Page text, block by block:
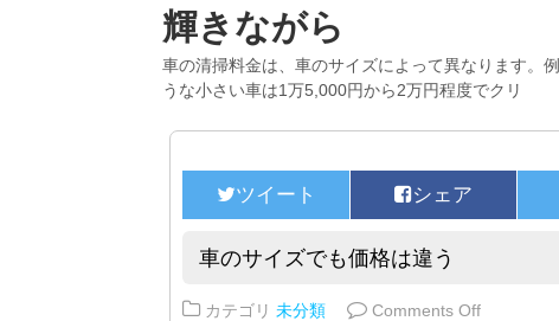
輝きながら
車の清掃料金は、車のサイズによって異なります。
うな小さい車は1万5,000円から2万円程度でクリ
車のサイズでも価格は違う
カテゴリ 未分類 Comments Offon 車のサ